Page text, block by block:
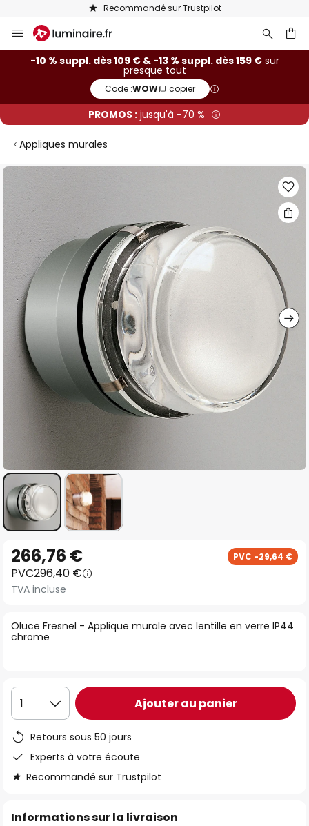
Recommandé sur Trustpilot
Allez
au
contenu
-10 % suppl. dès 109 € & -13 % suppl. dès 159 €sur
presque tout
Code :WOW copier
PROMOS : jusqu'à -70 %
Appliques murales
Skip
the
of
the
images
gallery
to
the
beginning
the
images
Oluce Fresnel - Applique murale avec lentille en verre IP44
chrome
266,76 € PVC -29,64 €
PVC296,40 €
TVA incluse
1 Ajouter au panier
Retours sous 50 jours
Experts à votre écoute
Recommandé sur Trustpilot
Informations sur la livraison